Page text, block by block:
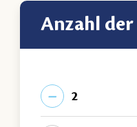
Anzahl
−